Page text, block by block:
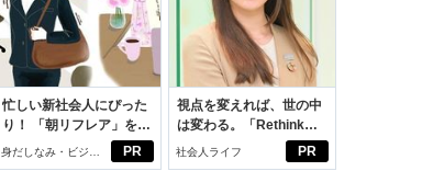
PR
忙しい新社会人にぴった
り！ 「朝リフレア」をは
じめよう。しっかりニオ
イケアして24時間快適。
身だしなみ・ビジネ
スアイテム
PR
視点を変えれば、世の中
は変わる。「Rethink
PROJECT」がつたえた
社会人ライフ